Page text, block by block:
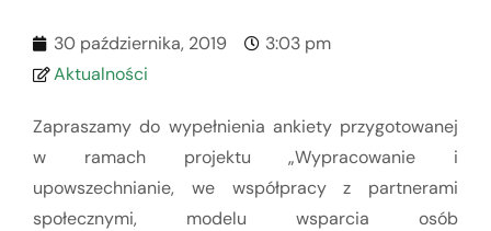
30 października, 2019
3:03 pm
Aktualności
Zapraszamy do wypełnienia ankiety przygotowanej
w ramach projektu „Wypracowanie i
upowszechnianie, we współpracy z partnerami
społecznymi, modelu wsparcia osób